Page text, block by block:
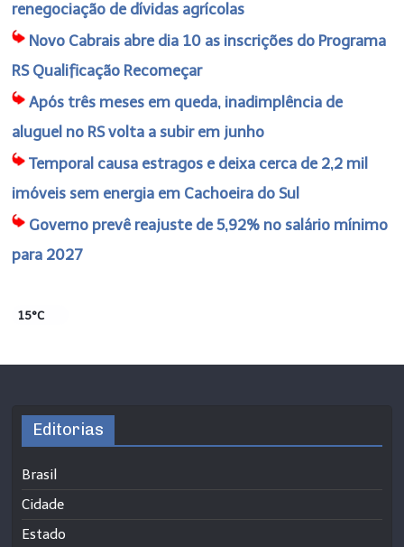
renegociação de dívidas agrícolas
Novo Cabrais abre dia 10 as inscrições do Programa
RS Qualificação Recomeçar
Após três meses em queda, inadimplência de
aluguel no RS volta a subir em junho
Temporal causa estragos e deixa cerca de 2,2 mil
imóveis sem energia em Cachoeira do Sul
Governo prevê reajuste de 5,92% no salário mínimo
para 2027
15°C
Editorias
Brasil
Cidade
Estado